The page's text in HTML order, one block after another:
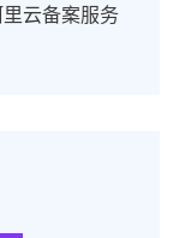
云备案服务